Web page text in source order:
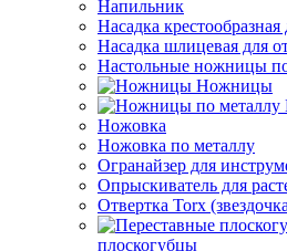
Напильник
Насадка крестообразная
Насадка шлицевая для
Настольные ножницы
Ножницы
Ножовка
Ножовка по металлу
Огранайзер для
Опрыскиватель для
Отвертка Torx
плоскогубцы